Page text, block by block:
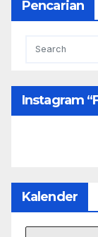
pada hari
Pencarian
Instagram
Kalender